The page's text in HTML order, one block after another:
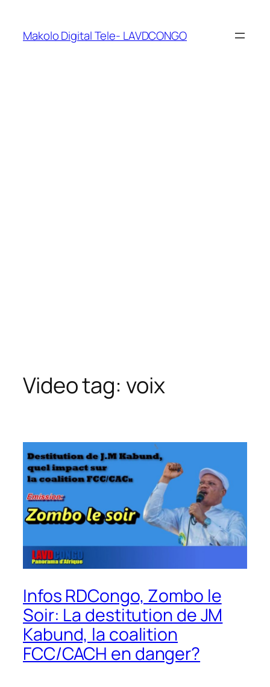
Makolo Digital Tele- LAVDCONGO
Video tag: voix
Infos RDCongo, Zombo le
Soir: La destitution de JM
Kabund, la coalition
FCC/CACH en danger?